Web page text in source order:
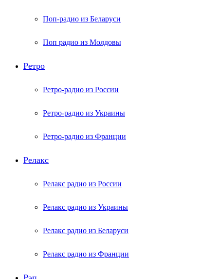
Поп-радио из Беларуси
Поп радио из Молдовы
Ретро
Ретро-радио из России
Ретро-радио из Украины
Ретро-радио из Франции
Релакс
Релакс радио из России
Релакс радио из Украины
Релакс радио из Беларуси
Релакс радио из Франции